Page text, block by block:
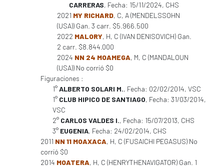
CARRERAS, Fecha: 15/11/2024, CHS
2021 MY RICHARD, C, A (MENDELSSOHN
(USA)) Gan. 3 carr. $5.966.500
2022 MALORY, H, C (IVAN DENISOVICH) Gan.
2 carr. $8.844.000
2024 NN 24 MOAMEGA, M, C (MANDALOUN
(USA)) No corrió $0
Figuraciones :
1°ALBERTO SOLARI M., Fecha: 02/02/2014, VSC
1° CLUB HIPICO DE SANTIAGO, Fecha: 31/03/2014,
VSC
2° CARLOS VALDES I., Fecha: 15/07/2013, CHS
3° EUGENIA, Fecha: 24/02/2014, CHS
2011 NN 11 MOAXACA, H, C (FUSAICHI PEGASUS) No
corrió $0
2014 MOATERA, H, C (HENRYTHENAVIGATOR) Gan. 1